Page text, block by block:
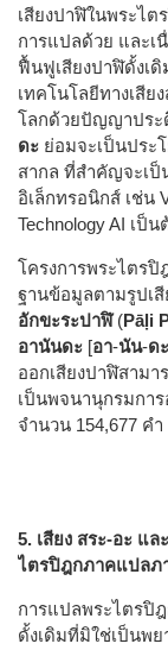
เสียงปาฬิในพระไ
การแปลด้วย และเ
ฟื้นฟูเสียงปาฬิดั้งเ
เทคโนโลยีทางเสีย
โลกด้วยปัญญาประ
ดะ ย่อมจะเป็นประ
สากล ที่สำคัญจะเ
อิเล็กทรอนิกส์ เช่น
Technology AI เป็น
โครงการพระไตร
ฐานข้อมูลตามรูปเ
อักขะระปาฬิ(Pāḷi
อานันดะ [อา-นัน-ดะ
ออกเสียงปาฬิสามา
เป็นพจนานุกรมกา
จำนวน 154,677 คำ
5. เสียง สระ-อะ แ
ไตรปิฎกภาคแปลภ
การแปลพระไตรปิ
ดั้งเดิมที่มิใช่เป็นพย